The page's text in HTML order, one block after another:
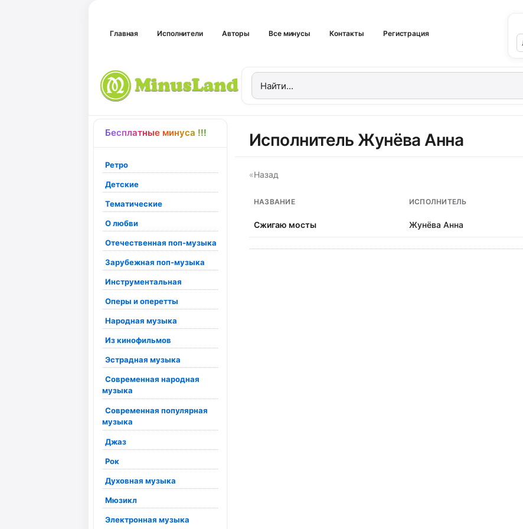
Главная Исполнители Авторы Все минусы Контакты Регистрация
Бесплатные минуса !!!
Ретро
Детские
Тематические
О любви
Отечественная поп-музыка
Зарубежная поп-музыка
Инструментальная
Оперы и оперетты
Народная музыка
Из кинофильмов
Эстрадная музыка
Современная народная
музыка
Современная популярная
музыка
Джаз
Рок
Духовная музыка
Мюзикл
Электронная музыка
Исполнитель Жунёва Анна
«Назад
НАЗВАНИЕ ИСПОЛНИТЕЛЬ
Сжигаю мосты Жунёва Анна